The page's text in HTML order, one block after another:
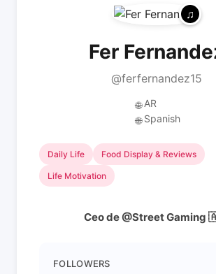
Fer
@ferfernandez15
🌐 AR
🌐 Spanish
Daily Life Food Display & Reviews
Life Motivation
Ceo de @Street Gaming
FOLLOWERS